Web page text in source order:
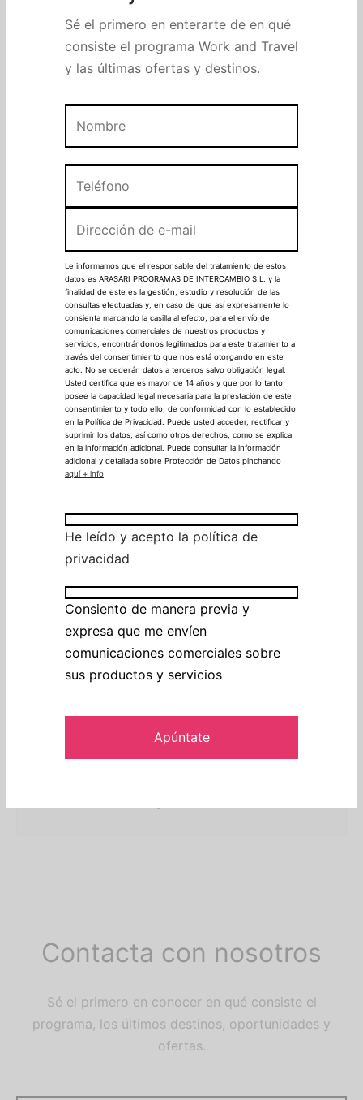
trabajar en USA?
Sé el primero en enterarte de en qué
consiste el programa Work and Travel
y las últimas ofertas y destinos.
Le informamos que el responsable del tratamiento de estos
datos es ARASARI PROGRAMAS DE INTERCAMBIO S.L. y la
consultas efectuadas y, en caso de que así expresamente lo
consienta marcando la casilla al efecto, para el envío de
comunicaciones comerciales de nuestros productos y
servicios, encontrándonos legitimados para este tratamiento a
través del consentimiento que nos está otorgando en este
acto. No se cederán datos a terceros salvo obligación legal.
Usted certifica que es mayor de 14 años y que por lo tanto
posee la capacidad legal necesaria para la prestación de este
consentimiento y todo ello, de conformidad con lo establecido
en la Política de Privacidad. Puede usted acceder, rectificar y
suprimir los datos, así como otros derechos, como se explica
He leído y acepto la política de
privacidad
Consiento de manera previa y
comunicaciones comerciales sobre
Apellidos
*
¿Charla a las 12 o a las 19:00?*
Contáctanos
Llámanos a este número:
633 729 926
Tu primer paso para
participar en los
intercambio
Contacta con nosotros
Sé el primero en conocer en qué consiste el
programa, los últimos destinos, oportunidades y
ofertas.